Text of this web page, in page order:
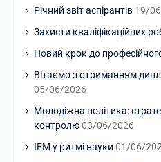
Річний звіт аспірантів 19/
Захисти кваліфікаційних
Новий крок до
Вітаємо з отриманням
05/06/2026
Молодіжна політика:
контролю 03/06/2026
ІЕМ у ритмі науки 01/06/